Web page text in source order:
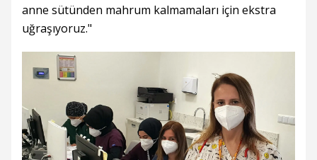
anne sütünden mahrum kalmamaları için ekstra
uğraşıyoruz."